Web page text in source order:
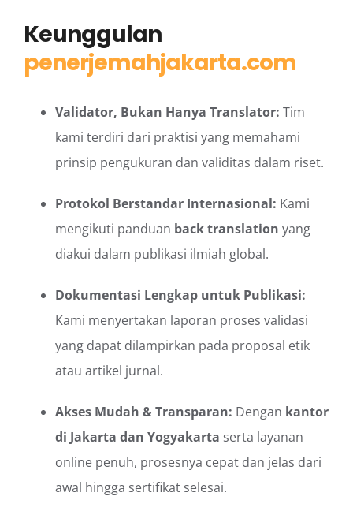
Keunggulan
penerjemahjakarta.com
Validator, Bukan Hanya Translator: Tim
kami terdiri dari praktisi yang memahami
prinsip pengukuran dan validitas dalam riset.
Protokol Berstandar Internasional: Kami
mengikuti panduan back translation yang
diakui dalam publikasi ilmiah global.
Dokumentasi Lengkap untuk Publikasi:
Kami menyertakan laporan proses validasi
yang dapat dilampirkan pada proposal etik
atau artikel jurnal.
Akses Mudah & Transparan: Dengan kantor
di Jakarta dan Yogyakarta serta layanan
online penuh, prosesnya cepat dan jelas dari
awal hingga sertifikat selesai.